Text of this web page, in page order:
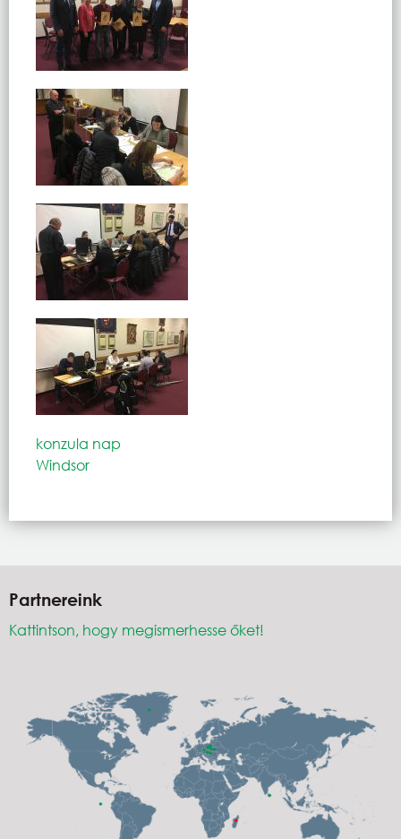
konzula nap
Windsor
Partnereink
Kattintson, hogy megismerhesse őket!